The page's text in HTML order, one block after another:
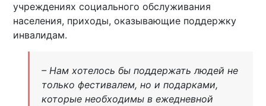
учреждениях социального обслуживания
населения, приходы, оказывающие поддержку
инвалидам.
– Нам хотелось бы поддержать людей не
только фестивалем, но и подарками,
которые необходимы в ежедневной